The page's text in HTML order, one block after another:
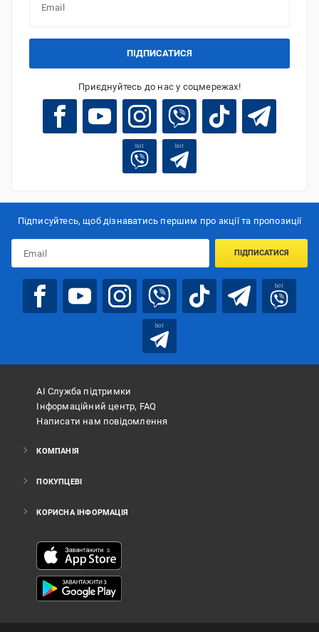
ПІДПИСАТИСЯ
Приєднуйтесь до нас у соцмережах!
bot bot
Підписуйтесь, щоб дізнаватись першим про акції та пропозиції
ПІДПИСАТИСЯ
bot
bot
АІ Служба підтримки
Інформаційний центр, FAQ
Написати нам повідомлення
КОМПАНІЯ
ПОКУПЦЕВІ
КОРИСНА ІНФОРМАЦІЯ